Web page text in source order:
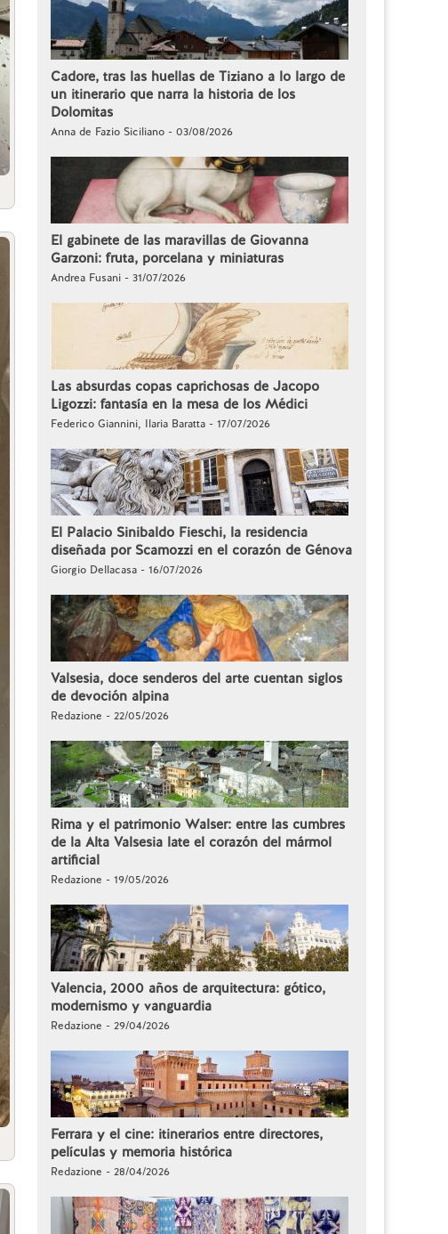
Cadore, tras las huellas de Tiziano a lo largo de
un itinerario que narra la historia de los
Dolomitas
Anna de Fazio Siciliano - 03/08/2026
El gabinete de las maravillas de Giovanna
Garzoni: fruta, porcelana y miniaturas
Andrea Fusani - 31/07/2026
Las absurdas copas caprichosas de Jacopo
Ligozzi: fantasía en la mesa de los Médici
Federico Giannini, Ilaria Baratta - 17/07/2026
El Palacio Sinibaldo Fieschi, la residencia
diseñada por Scamozzi en el corazón de Génova
Giorgio Dellacasa - 16/07/2026
Valsesia, doce senderos del arte cuentan siglos
de devoción alpina
Redazione - 22/05/2026
Rima y el patrimonio Walser: entre las cumbres
de la Alta Valsesia late el corazón del mármol
artificial
Redazione - 19/05/2026
Valencia, 2000 años de arquitectura: gótico,
modernismo y vanguardia
Redazione - 29/04/2026
Ferrara y el cine: itinerarios entre directores,
películas y memoria histórica
Redazione - 28/04/2026